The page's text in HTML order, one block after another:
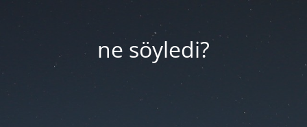
ne söyledi?